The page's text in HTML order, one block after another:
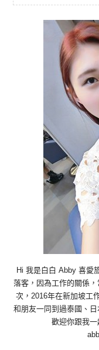
Hi 我是白白 Abby 喜愛
落客，因為工作的關係
次，2016年在新加坡工
和朋友一同到過泰國、
歡迎你跟我